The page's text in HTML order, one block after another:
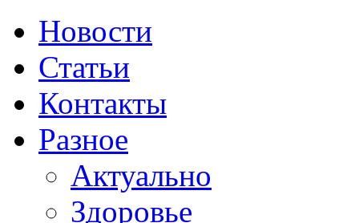
Новости
Статьи
Контакты
Разное
Актуально
Здоровье